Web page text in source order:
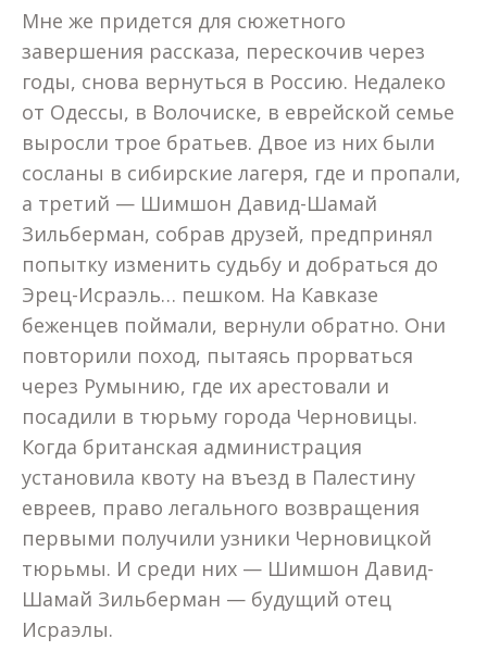
Мне же придется для сюжетного
завершения рассказа, перескочив через
годы, снова вернуться в Россию. Недалеко
от Одессы, в Волочиске, в еврейской семье
выросли трое братьев. Двое из них были
сосланы в сибирские лагеря, где и пропали,
а третий — Шимшон Давид-Шамай
Зильберман, собрав друзей, предпринял
попытку изменить судьбу и добраться до
Эрец-Исраэль… пешком. На Кавказе
беженцев поймали, вернули обратно. Они
повторили поход, пытаясь прорваться
через Румынию, где их арестовали и
посадили в тюрьму города Черновицы.
Когда британская администрация
установила квоту на въезд в Палестину
евреев, право легального возвращения
первыми получили узники Черновицкой
тюрьмы. И среди них — Шимшон Давид-
Шамай Зильберман — будущий отец
Исраэлы.